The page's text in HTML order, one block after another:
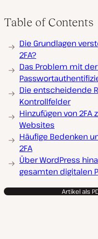
Table of Contents
Die Grundlagen
2FA?
Das Problem mit
Die entscheidende
Kontrollfelder
Hinzufügen von 2FA
Websites
Häufige Bedenken
2FA
Über WordPress
gesamten digitalen
Artikel als